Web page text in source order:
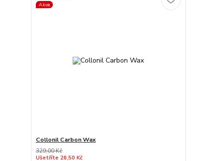
Akce
Collonil Carbon Wax
329,00 Kč
Ušetříte 26,50 Kč